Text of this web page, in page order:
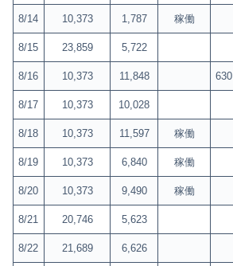
8/14 10,373 1,787 稼働
8/15 23,859 5,722
8/16 10,373 11,848 630
8/17 10,373 10,028
8/18 10,373 11,597 稼働
8/19 10,373 6,840 稼働
8/20 10,373 9,490 稼働
8/21 20,746 5,623
8/22 21,689 6,626